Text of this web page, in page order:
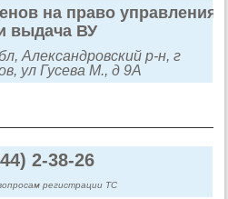
на право управления
выдача ВУ
Александровский р-н, г
ул Гусева М., д 9А
2-38-26
регистрации ТС